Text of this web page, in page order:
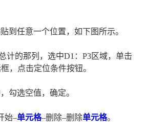
到任意一个位置，如下图所示。
计的那列，选中D1：P3区域，单击
，点击定位条件按钮。
勾选空值，确定。
始–单元格–删除–删除单元格。